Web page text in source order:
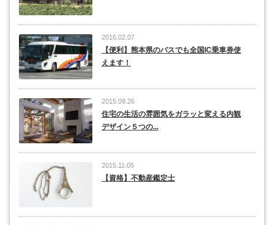
2016.02.07
【便利】熊本県のバスでも全国IC乗車券使
えます！
2015.09.26
住宅の生活の雰囲気をガラッと変える内観
デザイン５つの...
2015.11.05
【資格】不動産鑑定士